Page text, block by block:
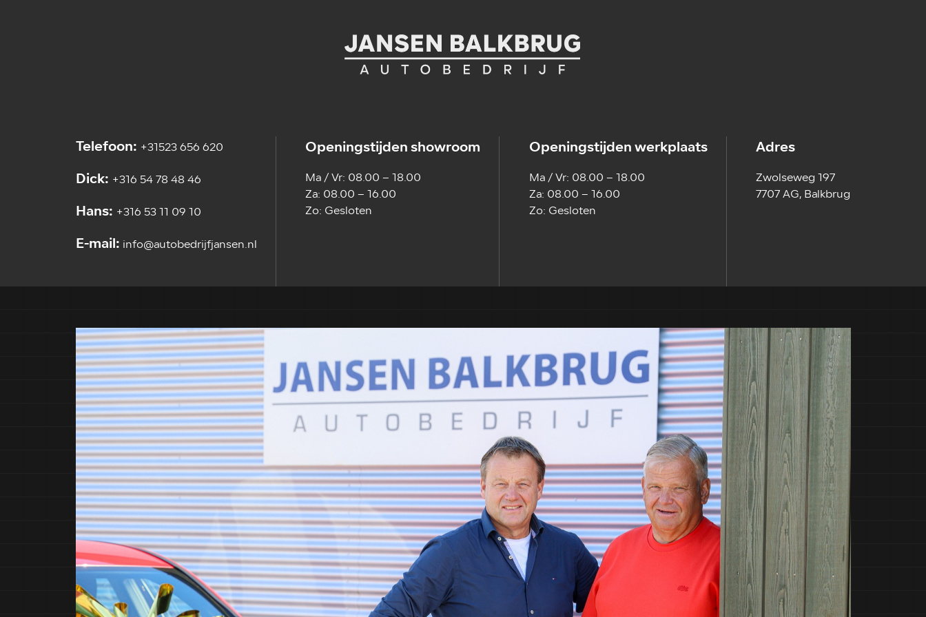
Telefoon: +31523 656 620
Dick: +316 54 78 48 46
Hans: +316 53 11 09 10
E-mail: info@autobedrijfjansen.nl
Openingstijden showroom
Ma / Vr: 08.00 – 18.00
Za: 08.00 – 16.00
Zo: Gesloten
Openingstijden werkplaats
Ma / Vr: 08.00 – 18.00
Za: 08.00 – 16.00
Zo: Gesloten
Adres
Zwolseweg 197
7707 AG, Balkbrug